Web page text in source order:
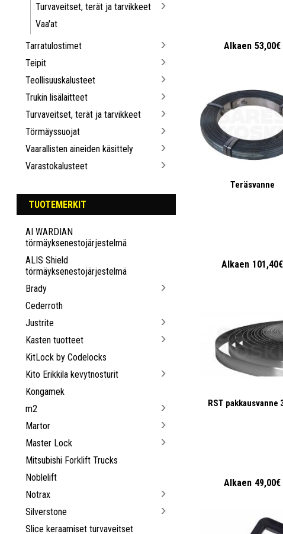
Turvaveitset, terät ja tarvikkeet
Vaa'at
Tarratulostimet
Teipit
Teollisuuskalusteet
Trukin lisälaitteet
Turvaveitset, terät ja tarvikkeet
Törmäyssuojat
Vaarallisten aineiden käsittely
Varastokalusteet
TUOTEMERKIT
AI WARDIAN
törmäyksenestojärjestelmä
ALIS Shield
törmäyksenestojärjestelmä
Brady
Cederroth
Justrite
Kasten tuotteet
KitLock by Codelocks
Kito Erikkila kevytnosturit
Kongamek
m2
Martor
Master Lock
Mitsubishi Forklift Trucks
Noblelift
Notrax
Silverstone
Slice keraamiset turvaveitset
Alkaen 53,00€
Teräsvanne
Alkaen 101,40€
RST pakkausvanne
Alkaen 49,00€